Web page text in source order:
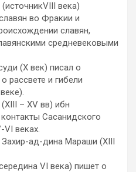
века)
во Фракии и
славян,
средневековыми
(Х век) писал о
рассвете и гибели
– XV вв) ибн
Сасанидского
VI веках.
Захир-ад-дина Мараши (XIII
VI века) пишет о